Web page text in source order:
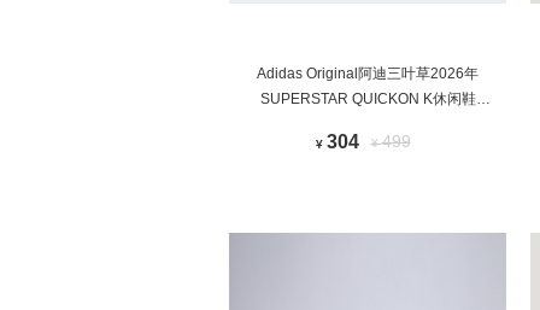
Adidas Original阿迪三叶草2026年
SUPERSTAR QUICKON K休闲鞋
¥ 304 ¥499